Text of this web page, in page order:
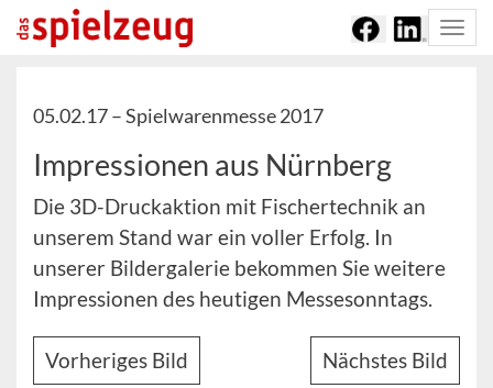
05.02.17 –Spielwarenmesse 2017
Impressionen aus Nürnberg
Die 3D-Druckaktion mit Fischertechnik an
unserem Stand war ein voller Erfolg. In
unserer Bildergalerie bekommen Sie weitere
Impressionen des heutigen Messesonntags.
Vorheriges Bild Nächstes Bild